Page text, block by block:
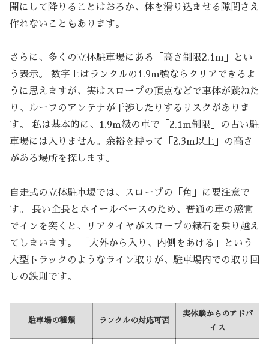
開にして降りることはおろか、体を滑り込ませる隙間さえ
作れないこともあります。
さらに、多くの立体駐車場にある「高さ制限2.1m」とい
う表示。 数字上はランクルの1.9m強ならクリアできるよ
うに思えますが、実はスロープの頂点などで車体が跳ねた
り、ルーフのアンテナが干渉したりするリスクがありま
す。 私は基本的に、1.9m級の車で「2.1m制限」の古い駐
車場には入りません。余裕を持って「2.3m以上」の高さ
がある場所を探します。
自走式の立体駐車場では、スロープの「角」に要注意で
す。 長い全長とホイールベースのため、普通の車の感覚
でインを突くと、リアタイヤがスロープの縁石を乗り越え
てしまいます。 「大外から入り、内側をあける」という
大型トラックのようなライン取りが、駐車場内での取り回
しの鉄則です。
駐車場の種類 ランクルの対応可否
実体験からのアドバ
イス